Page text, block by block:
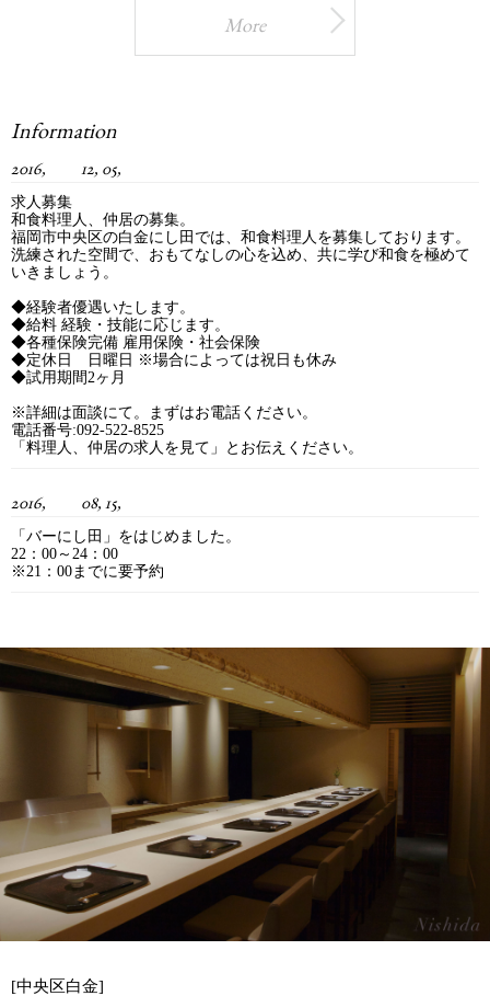
More
Information
2016, 12, 05,
求人募集
和食料理人、仲居の募集。
福岡市中央区の白金にし田では、和食料理人を募集しております。
洗練された空間で、おもてなしの心を込め、共に学び和食を極めて
いきましょう。
◆経験者優遇いたします。
◆給料 経験・技能に応じます。
◆各種保険完備 雇用保険・社会保険
◆定休日 日曜日 ※場合によっては祝日も休み
◆試用期間2ヶ月
※詳細は面談にて。まずはお電話ください。
電話番号:092-522-8525
「料理人、仲居の求人を見て」とお伝えください。
2016, 08, 15,
「バーにし田」をはじめました。
22：00～24：00
※21：00までに要予約
[中央区白金]